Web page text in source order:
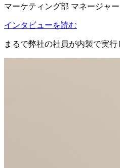
マーケティング部 マネージャー
インタビューを読む
まるで弊社の社員が内製で実行